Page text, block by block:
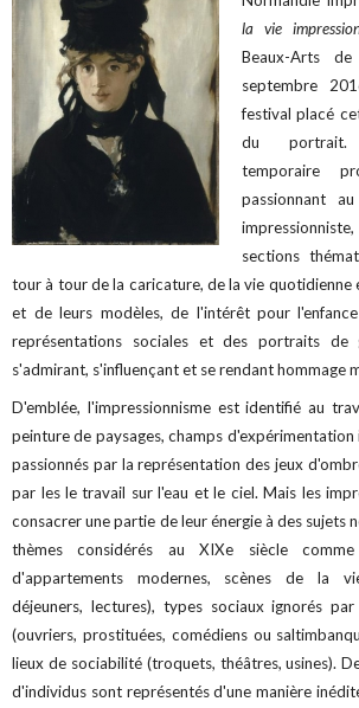
la vie
Beaux-Arts
septembre
festival placé
du portrait.
temporaire
passionnant
sections
tour à tour de la caricature, de la vie quotidienne
et de leurs modèles, de l'intérêt pour
représentations sociales et des portraits de
s'admirant, s'influençant et se rendant hommage
D'emblée, l'impressionnisme est identifié au
peinture de paysages, champs
passionnés par la représentation des jeux
par les le travail sur l'eau et le ciel. Mais les
consacrer une partie de leur énergie à des sujets
thèmes considérés au XIXe siècle
d'appartements modernes, scènes de la
déjeuners, lectures), types sociaux ignorés
(ouvriers, prostituées, comédiens ou
lieux de sociabilité (troquets, théâtres, usines).
d'individus sont représentés d'une manière